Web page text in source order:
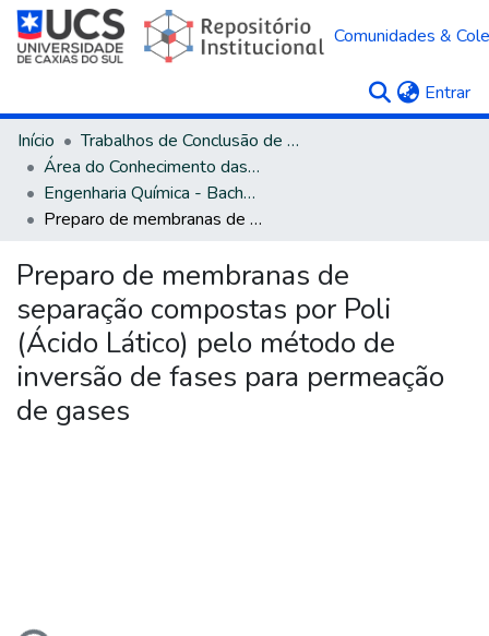
Comunidades &
Entrar
Início
Trabalhos de Conclusão de Curso
Área do Conhecimento das Engenharias
Engenharia Química - Bacharelado
Preparo de membranas de separação compostas por Poli (Ácido Lático) pelo método de inversão de fases para permeação de gases
Preparo de membranas de
separação compostas por Poli
(Ácido Lático) pelo método de
inversão de fases para permeação
de gases